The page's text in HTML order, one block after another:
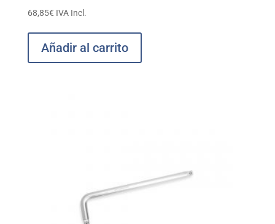
68,85€ IVA Incl.
Añadir al carrito